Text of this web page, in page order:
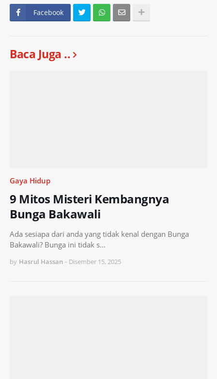
Facebook
Baca Juga ..
Gaya Hidup
9 Mitos Misteri Kembangnya
Bunga Bakawali
Ada sesiapa dari anda yang tidak kenal dengan Bunga
Bakawali? Bunga ini tidak s…
by Hasrul Hassan - Disember 15, 2025